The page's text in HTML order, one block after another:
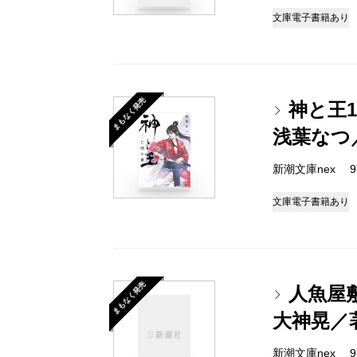
文庫電子書籍あり
まもなく発売
神と王
浅葉なつ
新潮文庫nex
文庫電子書籍あり
まもなく発売
人魚屋
大神晃／
新潮文庫nex